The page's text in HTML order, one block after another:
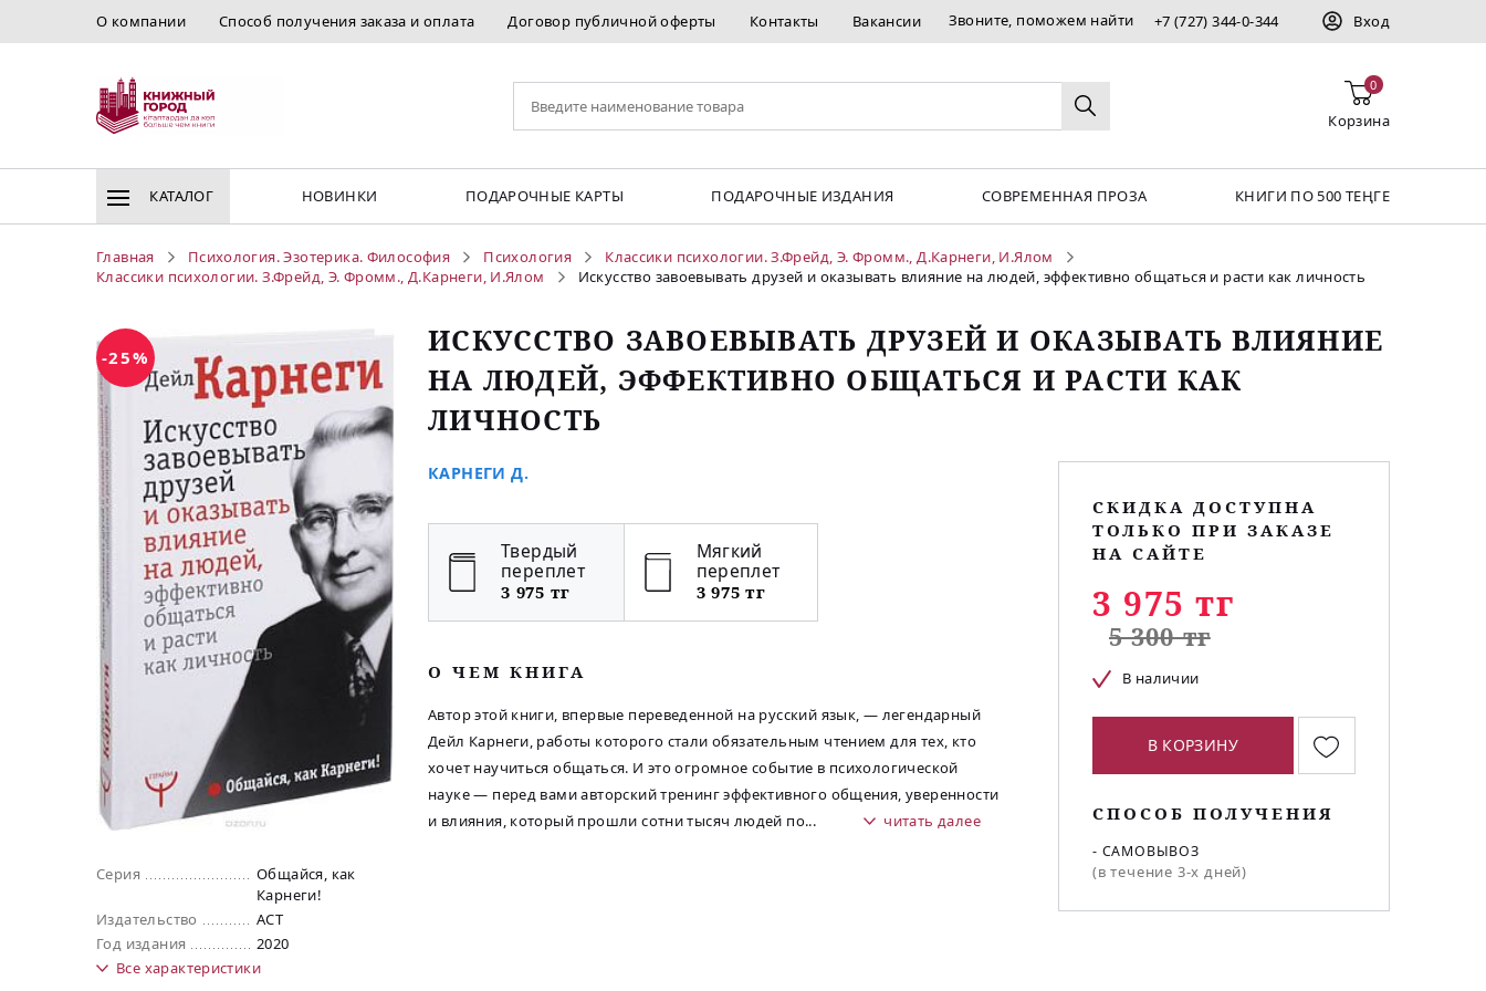
О компании Способ получения заказа и оплата Договор публичной оферты Контакты Вакансии Звоните, поможем найти +7 (727) 344-0-344 Вход
0
Корзина
КАТАЛОГ НОВИНКИ ПОДАРОЧНЫЕ КАРТЫ ПОДАРОЧНЫЕ ИЗДАНИЯ СОВРЕМЕННАЯ ПРОЗА КНИГИ ПО 500 ТЕҢГЕ
Главная Психология. Эзотерика. Философия Психология
Классики психологии. З.Фрейд, Э. Фромм., Д.Карнеги, И.Ялом
Классики психологии. З.Фрейд, Э. Фромм., Д.Карнеги, И.Ялом
Искусство завоевывать друзей и оказывать влияние на людей, эффективно общаться и расти как личность
-25%
Серия
Общайся, как
Карнеги!
Издательство
АСТ
Год издания
2020
Все характеристики
ИСКУССТВО ЗАВОЕВЫВАТЬ ДРУЗЕЙ И ОКАЗЫВАТЬ ВЛИЯНИЕ
НА ЛЮДЕЙ, ЭФФЕКТИВНО ОБЩАТЬСЯ И РАСТИ КАК
ЛИЧНОСТЬ
КАРНЕГИ Д.
Твердый
переплет
3 975 тг
Мягкий
переплет
3 975 тг
O ЧЕМ КНИГА
Автор этой книги, впервые переведенной на русский язык, — легендарный
Дейл Карнеги, работы которого стали обязательным чтением для тех, кто
хочет научиться общаться. И это огромное событие в психологической
науке — перед вами авторский тренинг эффективного общения, уверенности
и влияния, который прошли сотни тысяч людей по... читать далее
СКИДКА ДОСТУПНА
ТОЛЬКО ПРИ ЗАКАЗЕ
НА САЙТЕ
3 975 тг
5 300 тг
В наличии
В КОРЗИНУ
СПОСОБ ПОЛУЧЕНИЯ
- САМОВЫВОЗ
(в течение 3-х дней)